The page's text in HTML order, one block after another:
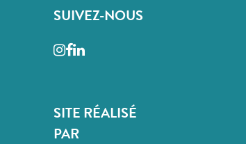
SUIVEZ-NOUS
Instagram
Facebook
LinkedIn
SITE RÉALISÉ
PAR